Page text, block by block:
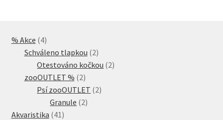
% Akce 44
produkty
Schváleno tlapkou 22
produkty
Otestováno kočkou 22
zooOUTLET % 22
produkty
Psí zooOUTLET 22
Granule 22
Akvaristika 41 41